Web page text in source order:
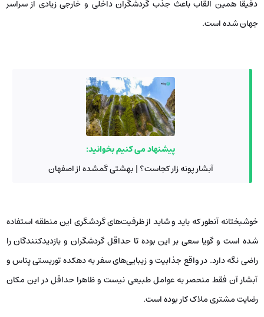
دقیقا همین القاب باعث جذب گردشگران داخلی و خارجی زیادی از سراسر
جهان شده است.
پیشنهاد می کنیم بخوانید:
آبشار پونه زار کجاست؟ | بهشتی گمشده از اصفهان
خوشبختانه آنطور که باید و شاید از ظرفیت‌های گردشگری این منطقه استفاده
شده است و گویا سعی بر این بوده تا حداقل گردشگران و بازدیدکنندگان را
راضی نگه دارد. در واقع جذابیت و زیبایی‌های سفر به دهکده توریستی پتاس و
آبشار آن فقط منحصر به عوامل طبیعی نیست و ظاهرا حداقل در این مکان
رضایت مشتری ملاک کار بوده است.